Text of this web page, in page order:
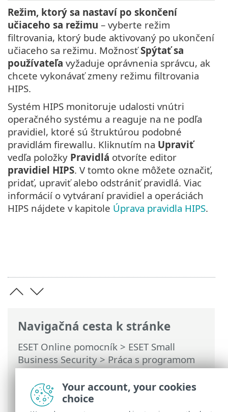
Navigačná cesta k stránke
ESET Online pomocník > ESET Small
Business Security>Práca s programom
ESET Small Business Security>Rozšírené
nastavenia>Kontroly> Systém HIPS –
Host Intrusion Prevention System
Režim, ktorý sa nastaví po skončení
učiaceho sa režimu – vyberte režim
filtrovania, ktorý bude aktivovaný po ukončení
učiaceho sa režimu. MožnosťSpýtať sa
používateľa vyžaduje oprávnenia správcu, ak
chcete vykonávať zmeny režimu filtrovania
HIPS.
Systém HIPS monitoruje udalosti vnútri
operačného systému a reaguje na ne podľa
pravidiel, ktoré sú štruktúrou podobné
pravidlám firewallu. Kliknutím na Upraviť
vedľa položky Pravidlá otvoríte editor
pravidiel HIPS. V tomto okne môžete označiť,
pridať, upraviť alebo odstrániť pravidlá. Viac
informácií o vytváraní pravidiel a operáciách
HIPS nájdete v kapitole Úprava pravidla HIPS.
Your account, your cookies
choice